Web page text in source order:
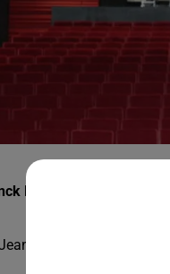
Michael annulé...
Ferrat de Fourmies